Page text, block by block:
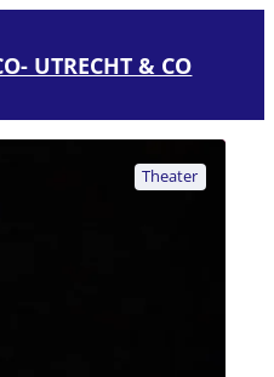
UTRECHT & CO
Theater